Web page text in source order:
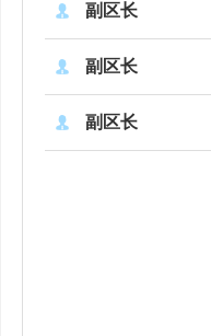
副区长
副区长
副区长